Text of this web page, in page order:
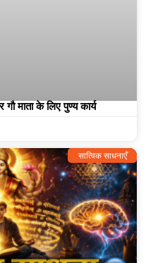
माता के लिए पुण्य कार्य
सात्विक साधनाएँ